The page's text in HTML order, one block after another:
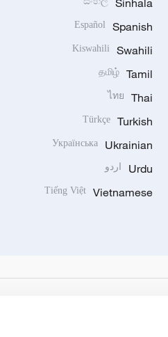
Sinhala
Spanish
Español
Swahili
Kiswahili
Tamil
தமிழ்
Thai
ไทย
Turkish
Türkçe
Ukrainian
Українська
Urdu اردو
Vietnamese
Tiếng Việt